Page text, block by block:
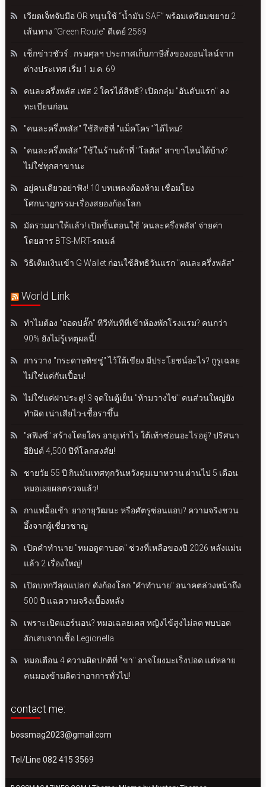
เวียตเจ็ทจับมือ OR หนุนใช้ “น้ำมัน SAF” พร้อมเตรียมขยาย 2
เส้นทาง “Green Route” ดีเดย์ 2569
เช็กข่าวชัวร์ : กรมศุลฯ ประกาศเก็บภาษีสั่งของออนไลน์จาก
ต่างประเทศ เริ่ม 1 ม.ค. 69
คนละครึ่งพลัส เฟส 2 ใครได้สิทธิ? เปิดกลุ่ม "อันดับแรก" ลง
ทะเบียนก่อน
"คนละครึ่งพลัส" ใช้สิทธิที่ "แม็คโคร" ได้ไหม?
"คนละครึ่งพลัส" ใช้ในร้านค้าที่ "โลตัส" สาขาไหนได้บ้าง?
ไม่ใช่ทุกสาขานะ
อยู่คนเดียวอย่าฟัง! 10 บทเพลงต้องห้าม เชื่อมโยง
โศกนาฏกรรม-เรื่องสยองก้องโลก
มัดรวมมาให้แล้ว! เปิดขั้นตอนใช้ 'คนละครึ่งพลัส' จ่ายค่า
โดยสาร BTS-MRT-รถเมล์
วิธีเติมเงินเข้า G Wallet ก่อนใช้สิทธิวันแรก "คนละครึ่งพลัส"
World Link
ทำไมต้อง "ถอดปลั๊ก" ทีวีทันทีที่เข้าห้องพักโรงแรม? คนกว่า
90% ยังไม่รู้เหตุผลนี้!
การวาง "กระดาษทิชชู่" ไว้ใต้เขียง มีประโยชน์อะไร? กูรูเฉลย
ไม่ใช่แค่กันเปื้อน!
ไม่ใช่แค่ฝาประตู! 3 จุดในตู้เย็น "ห้ามวางไข่" คนส่วนใหญ่ยัง
ทำผิด เน่าเสียไว-เชื้อราขึ้น
"สฟิงซ์" สร้างโดยใคร อายุเท่าไร ใต้เท้าซ่อนอะไรอยู่? ปริศนา
อียิปต์ 4,500 ปีที่โลกสงสัย!
ชายวัย 55 ปี กินมันเทศทุกวันหวังคุมเบาหวาน ผ่านไป 5 เดือน
หมอเผยผลตรวจแล้ว!
กาแฟมื้อเช้า: ยาอายุวัฒนะ หรือศัตรูซ่อนแอบ? ความจริงชวน
อึ้งจากผู้เชี่ยวชาญ
เปิดคำทำนาย "หมอดูตาบอด" ช่วงที่เหลือของปี 2026 หลังแม่น
แล้ว 2 เรื่องใหญ่!
เปิดบทกวีสุดแปลก! ดังก้องโลก "คำทำนาย" อนาคตล่วงหน้าถึง
500 ปี แฉความจริงเบื้องหลัง
เพราะเปิดแอร์นอน? หมอเฉลยเคส หญิงไข้สูงไม่ลด พบปอด
อักเสบจากเชื้อ Legionella
หมอเตือน 4 ความผิดปกติที่ "ขา" อาจโยงมะเร็งปอด แต่หลาย
คนมองข้ามคิดว่าอาการทั่วไป!
contact me:
bossmag2023@gmail.com
Tel/Line 082 415 3569